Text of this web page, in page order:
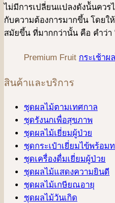
ไม่มีการเปลี่ยนแปลงดังน้ันควร
กับความต้องการมากขึ้น โดย
สมัยขึ้น ที่มากกว่านั้น คือ คําว่า
Premium Fruit กระเช้าผ
สินค้าและบริการ
ชุดผลไม้ตามเทศกาล
ชุดรังนกเพื่อสุขภาพ
ชุดผลไม้เยี่ยมผู้ป่วย
ชุดกระเป๋าเยี่ยมไข้พร้อม
ชุดเครื่องดื่มเยี่ยมผู้ป่วย
ชุดผลไม้แสดงความยินดี
ชุดผลไม้เกษียณอายุ
ชุดผลไม้วันเกิด